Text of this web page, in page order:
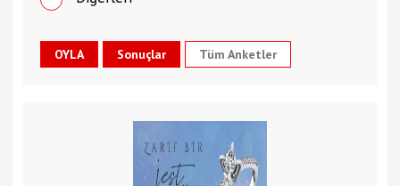
Tüm Anketler